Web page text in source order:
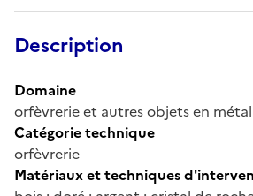
Description
Domaine
orfèvrerie et autres objets en métal
Catégorie technique
orfèvrerie
Matériaux et techniques